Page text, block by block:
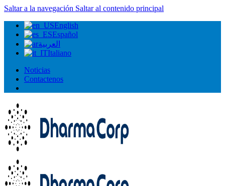
Saltar a la navegación Saltar al contenido principal
English
Español
العربية
Italiano
Noticias
Contactenos